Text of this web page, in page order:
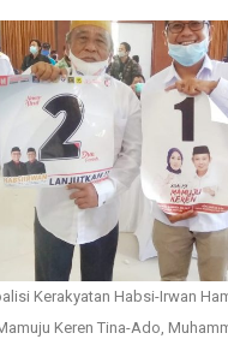
Kerakyatan Habsi-Irwan
Keren Tina-Ado,